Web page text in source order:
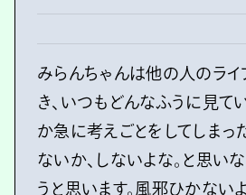
みらんちゃんは他の人のライ
き、いつもどんなふうに見て
か急に考えごとをしてしまっ
ないか、しないよな。と思い
うと思います。風邪ひかないよ